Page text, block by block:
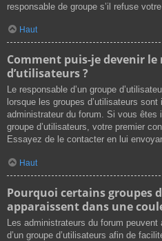
responsable de groupe s’il refuse
Haut
Comment puis-je devenir le
d’utilisateurs ?
Le responsable d’un groupe
lorsque les groupes d’utilisateurs
administrateur du forum. Si vous êtes
groupe d’utilisateurs, votre premier
Essayez de le contacter en lui
Haut
Pourquoi certains groupes
apparaissent dans une
Les administrateurs du forum
d’un groupe d’utilisateurs afin de